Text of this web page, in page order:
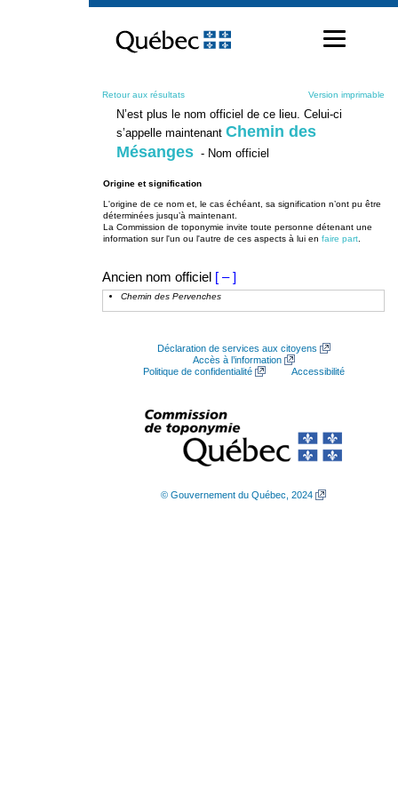
contenu
Retour aux résultats Version imprimable
N’est plus le nom officiel de ce lieu. Celui-ci
s’appelle maintenant Chemin des
Mésanges - Nom officiel
Origine et signification
L'origine de ce nom et, le cas échéant, sa signification n’ont pu être
déterminées jusqu’à maintenant.
La Commission de toponymie invite toute personne détenant une
information sur l'un ou l'autre de ces aspects à lui en faire part
Ancien nom officiel [ – ]
Chemin des Pervenches
Déclaration de services aux citoyens
Accès à l’information
Politique de confidentialité
Accessibilité
© Gouvernement du Québec, 2024